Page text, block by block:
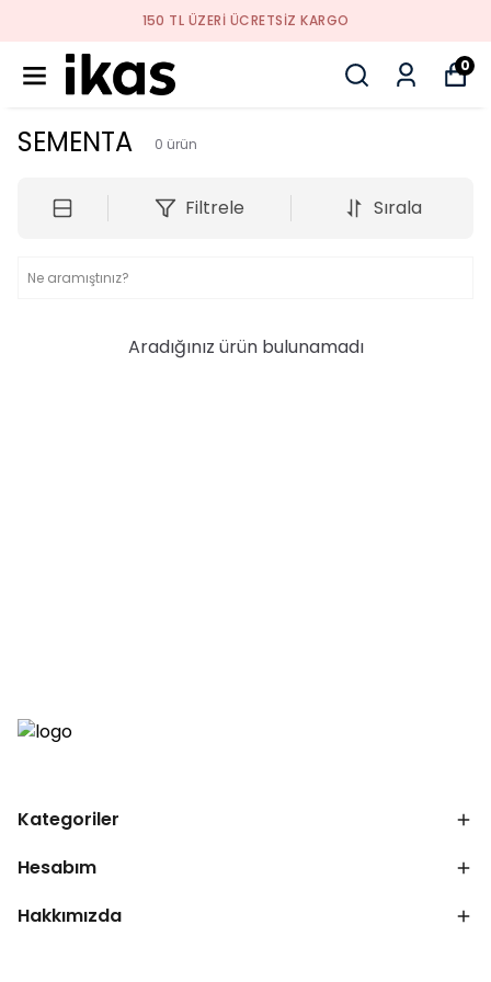
150 TL ÜZERI ÜCRETSIZ KARGO
0
SEMENTA 0 ürün
Filtrele Sırala
Aradığınız ürün bulunamadı
Kategoriler
Hesabım
Hakkımızda